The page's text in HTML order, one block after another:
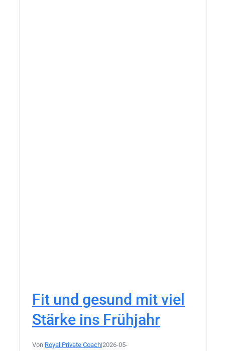
Fit und gesund mit viel
Stärke ins Frühjahr
Von Royal Private Coach|2026-05-